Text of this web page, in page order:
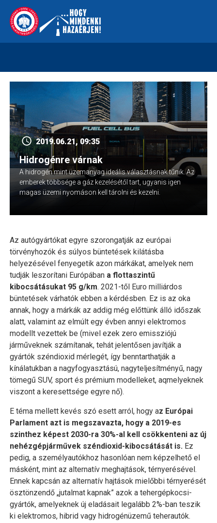
content
kreszvaltozas.hu
2019.06.21, 09:35
Hidrogénre várnak
A hidrogén mint üzemanyag ideális választásnak tűnik. Az
emberek többsége a gáz kezelésétől tart, ugyanis igen
magas üzemi nyomáson kell tárolni és kezelni.
Az autógyártókat egyre szorongatják az európai
törvényhozók és súlyos büntetések kilátásba
helyezésével fenyegetik azon márkákat, amelyek nem
tudják leszorítani Európában a flottaszintű
kibocsátásukat 95 g/km. 2021-től Euro milliárdos
büntetések várhatók ebben a kérdésben. Ez is az oka
annak, hogy a márkák az addig még előttünk álló időszak
alatt, valamint az elmúlt egy évben annyi elektromos
modellt vezettek be (mivel ezek zero emissziójú
járműveknek számítanak, tehát jelentősen javítják a
gyártók széndioxid mérlegét, így benntarthatják a
kínálatukban a nagyfogyasztású, nagyteljesítményű, nagy
tömegű SUV, sport és prémium modelleket, aqmelyeknek
viszont a keresettsége egyre nő).
E téma mellett kevés szó esett arról, hogy az Európai
Parlament azt is megszavazta, hogy a 2019-es
szinthez képest 2030-ra 30%-al kell csökkenteni az új
nehézgépjárművek széndioxid-kibocsátását is. Ez
pedig, a személyautókhoz hasonlóan nem képzelhető el
másként, mint az alternatív meghajtások, térnyerésével.
Ennek kapcsán az alternatív hajtások mielőbbi térnyerését
ösztönzendő „jutalmat kapnak” azok a tehergépkocsi-
gyártók, amelyeknek új eladásait legalább 2%-ban teszik
ki elektromos, hibrid vagy hidrogénüzemű teherautók.